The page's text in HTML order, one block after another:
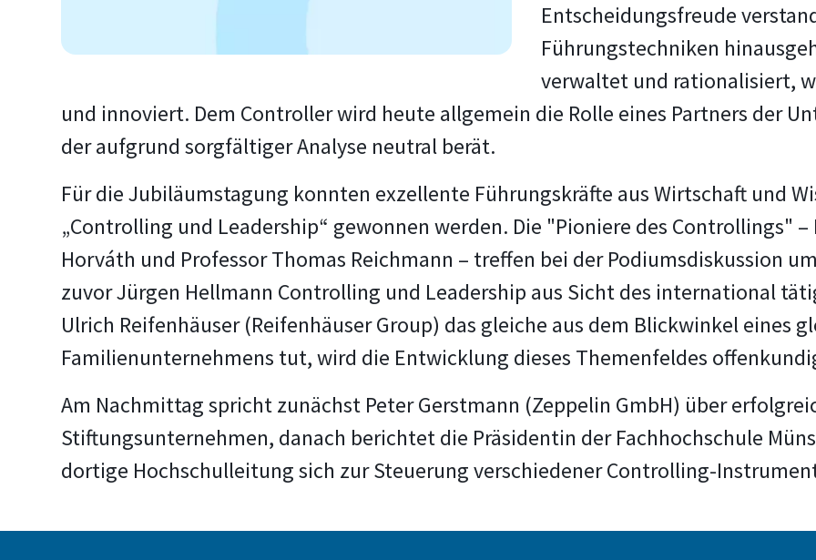
Entscheidungsfreude
Führungstechniken
verwaltet und rationalisiert,
und innoviert. Dem Controller wird heute allgemein die Rolle eines Partners der
der aufgrund sorgfältiger Analyse neutral berät.
Für die Jubiläumstagung konnten exzellente Führungskräfte aus Wirtschaft und
„Controlling und Leadership“ gewonnen werden. Die "Pioniere des Controllings" –
Horváth und Professor Thomas Reichmann – treffen bei der Podiumsdiskussion
zuvor Jürgen Hellmann Controlling und Leadership aus Sicht des international
Ulrich Reifenhäuser (Reifenhäuser Group) das gleiche aus dem Blickwinkel eines
Familienunternehmens tut, wird die Entwicklung dieses Themenfeldes
Am Nachmittag spricht zunächst Peter Gerstmann (Zeppelin GmbH) über
Stiftungsunternehmen, danach berichtet die Präsidentin der Fachhochschule
dortige Hochschulleitung sich zur Steuerung verschiedener Controlling-